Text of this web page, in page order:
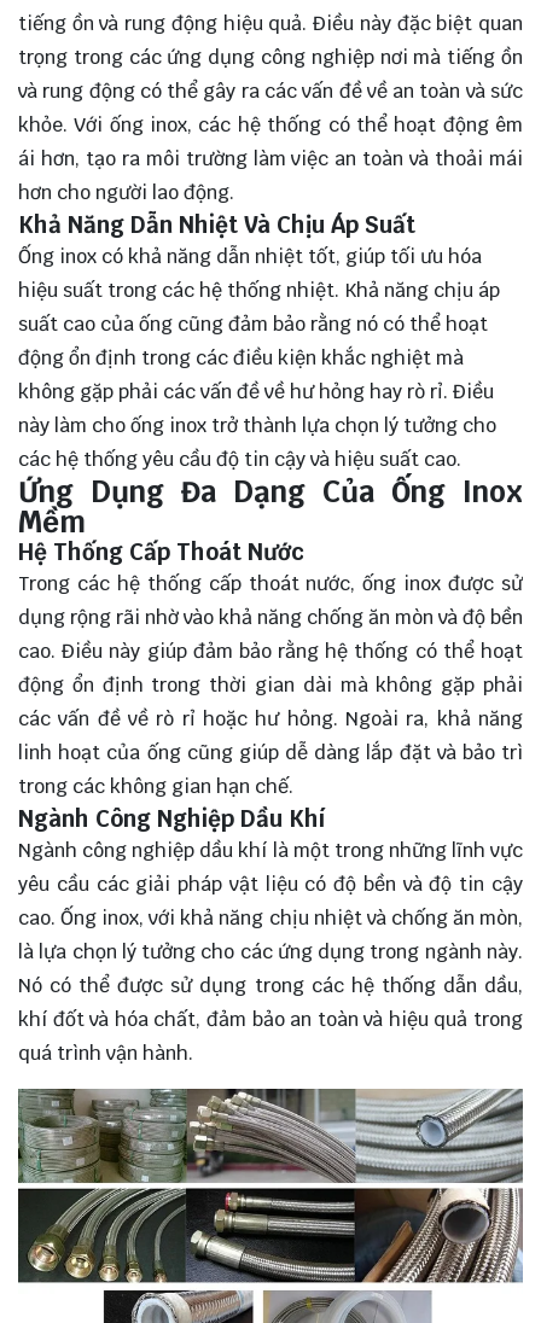
tiếng ồn và rung động hiệu quả. Điều này đặc biệt quan
trọng trong các ứng dụng công nghiệp nơi mà tiếng ồn
và rung động có thể gây ra các vấn đề về an toàn và sức
khỏe. Với ống inox, các hệ thống có thể hoạt động êm
ái hơn, tạo ra môi trường làm việc an toàn và thoải mái
hơn cho người lao động.
Khả Năng Dẫn Nhiệt Và Chịu Áp Suất
Ống inox có khả năng dẫn nhiệt tốt, giúp tối ưu hóa
hiệu suất trong các hệ thống nhiệt. Khả năng chịu áp
suất cao của ống cũng đảm bảo rằng nó có thể hoạt
động ổn định trong các điều kiện khắc nghiệt mà
không gặp phải các vấn đề về hư hỏng hay rò rỉ. Điều
này làm cho ống inox trở thành lựa chọn lý tưởng cho
các hệ thống yêu cầu độ tin cậy và hiệu suất cao.
Ứng Dụng Đa Dạng Của Ống Inox
Mềm
Hệ Thống Cấp Thoát Nước
Trong các hệ thống cấp thoát nước, ống inox được sử
dụng rộng rãi nhờ vào khả năng chống ăn mòn và độ bền
cao. Điều này giúp đảm bảo rằng hệ thống có thể hoạt
động ổn định trong thời gian dài mà không gặp phải
các vấn đề về rò rỉ hoặc hư hỏng. Ngoài ra, khả năng
linh hoạt của ống cũng giúp dễ dàng lắp đặt và bảo trì
trong các không gian hạn chế.
Ngành Công Nghiệp Dầu Khí
Ngành công nghiệp dầu khí là một trong những lĩnh vực
yêu cầu các giải pháp vật liệu có độ bền và độ tin cậy
cao. Ống inox, với khả năng chịu nhiệt và chống ăn mòn,
là lựa chọn lý tưởng cho các ứng dụng trong ngành này.
Nó có thể được sử dụng trong các hệ thống dẫn dầu,
khí đốt và hóa chất, đảm bảo an toàn và hiệu quả trong
quá trình vận hành.